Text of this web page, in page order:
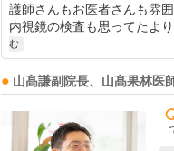
護師さんもお医者さんも雰
内視鏡の検査も思ってたより
む
山髙謙副院長、 山髙果林医